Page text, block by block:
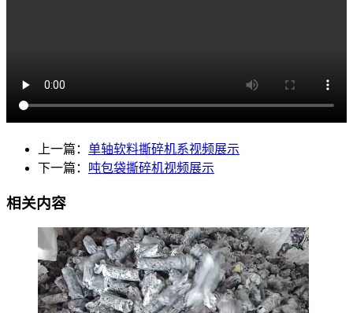
上一篇： 单轴软料撕碎机系视频展示
下一篇：
吨包袋撕碎机视频展示
相关内容